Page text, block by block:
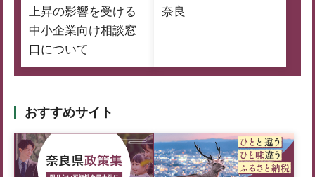
上昇の影響を受ける
中小企業向け相談窓
口について
奈良
おすすめサイト